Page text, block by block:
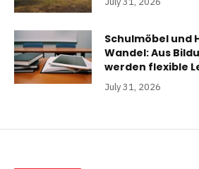
Schulmöbel und
Wandel: Aus
werden flexible
July 31, 2026